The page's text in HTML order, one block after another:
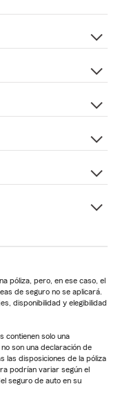
póliza, pero, en ese caso, el
de seguro no se aplicará.
disponibilidad y elegibilidad
contienen solo una
son una declaración de
las disposiciones de la póliza
podrían variar según el
seguro de auto en su